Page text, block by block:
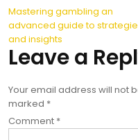
Post
navigation
Mastering gambling an
advanced guide to
and insights
Leave a
Your email address will not
marked *
Comment *